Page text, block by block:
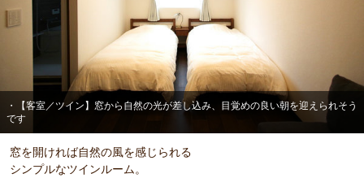
・【客室／ツイン】窓から自然の光が差し込み、目覚めの良い朝を迎えられそう
です
窓を開ければ自然の風を感じられる
シンプルなツインルーム。